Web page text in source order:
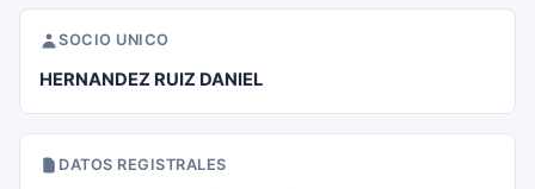
SOCIO UNICO
HERNANDEZ RUIZ DANIEL
DATOS REGISTRALES